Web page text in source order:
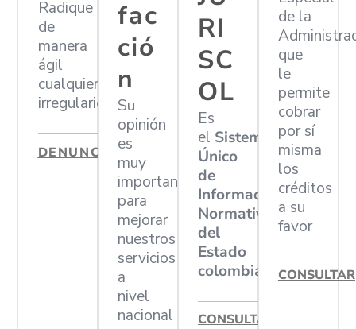
Radique
de
manera
ágil
cualquier
irregularidad
DENUNCIAR
fac
ció
n
Su
opinión
es
muy
importante
para
mejorar
nuestros
servicios
a
nivel
nacional
RI
SC
OL
Es
el Sistema
Único
de
Información
Normativa
del
Estado
colombiano
CONSULTAR
de la
que
le
permite
cobrar
por sí
misma
los
créditos
a su
favor
CONSULTAR